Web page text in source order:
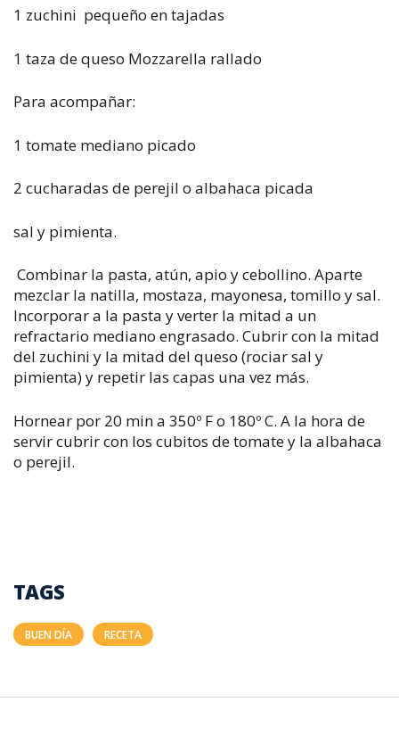
1 zuchini pequeño en tajadas
1 taza de queso Mozzarella rallado
Para acompañar:
1 tomate mediano picado
2 cucharadas de perejil o albahaca picada
sal y pimienta.
Combinar la pasta, atún, apio y cebollino. Aparte
mezclar la natilla, mostaza, mayonesa, tomillo y sal.
Incorporar a la pasta y verter la mitad a un
refractario mediano engrasado. Cubrir con la mitad
del zuchini y la mitad del queso (rociar sal y
pimienta) y repetir las capas una vez más.
Hornear por 20 min a 350º F o 180º C. A la hora de
servir cubrir con los cubitos de tomate y la albahaca
o perejil.
TAGS
BUEN DÍA RECETA